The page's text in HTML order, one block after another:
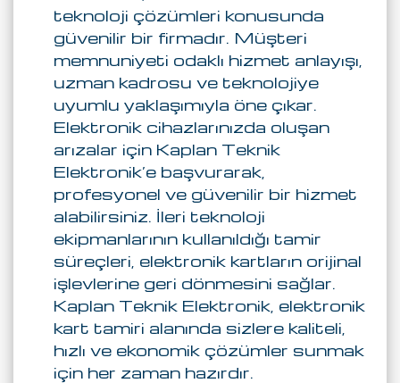
teknoloji çözümleri konusunda
güvenilir bir firmadır. Müşteri
memnuniyeti odaklı hizmet anlayışı,
uzman kadrosu ve teknolojiye
uyumlu yaklaşımıyla öne çıkar.
Elektronik cihazlarınızda oluşan
arızalar için Kaplan Teknik
Elektronik’e başvurarak,
profesyonel ve güvenilir bir hizmet
alabilirsiniz. İleri teknoloji
ekipmanlarının kullanıldığı tamir
süreçleri, elektronik kartların orijinal
işlevlerine geri dönmesini sağlar.
Kaplan Teknik Elektronik, elektronik
kart tamiri alanında sizlere kaliteli,
hızlı ve ekonomik çözümler sunmak
için her zaman hazırdır.